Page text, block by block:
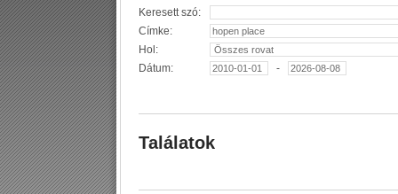
Keresett szó:
Címke:
Hol:
Dátum:
-
Találatok